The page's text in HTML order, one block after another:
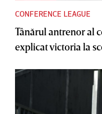
CONFERENCE LEAGUE
Tânărul antrenor al
explicat victoria la